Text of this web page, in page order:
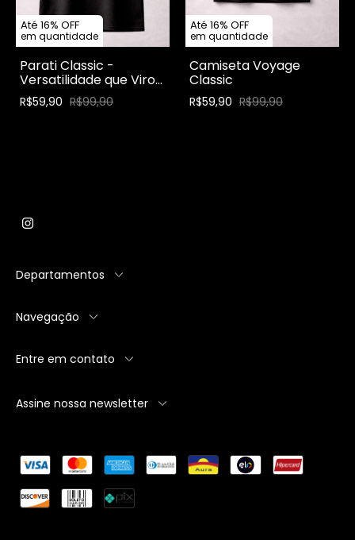
Até 16% OFF
em quantidade
Parati Classic -
Versatilidade que Virou
Lenda
R$59,90 R$99,90
Até 16% OFF
em quantidade
Camiseta Voyage
Classic
R$59,90 R$99,90
Departamentos
Navegação
Entre em contato
Assine nossa newsletter